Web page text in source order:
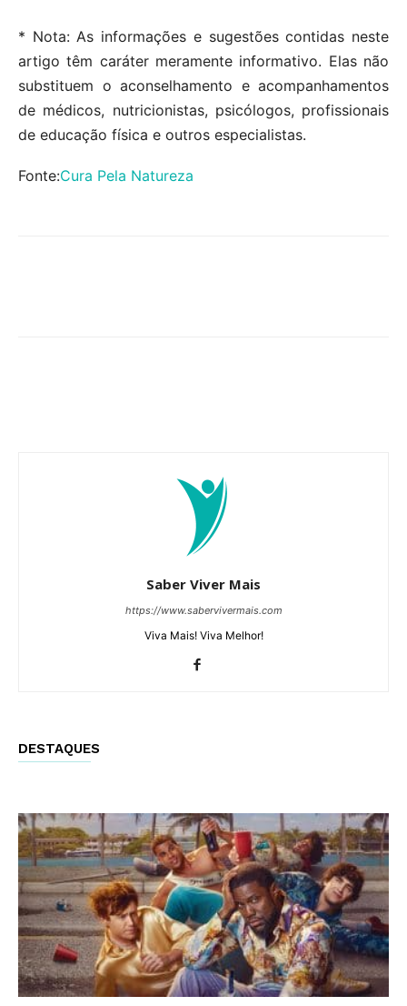
* Nota: As informações e sugestões contidas neste
artigo têm caráter meramente informativo. Elas não
substituem o aconselhamento e acompanhamentos
de médicos, nutricionistas, psicólogos, profissionais
de educação física e outros especialistas.
Fonte:Cura Pela Natureza
Saber Viver Mais
https://www.sabervivermais.com
Viva Mais! Viva Melhor!
DESTAQUES